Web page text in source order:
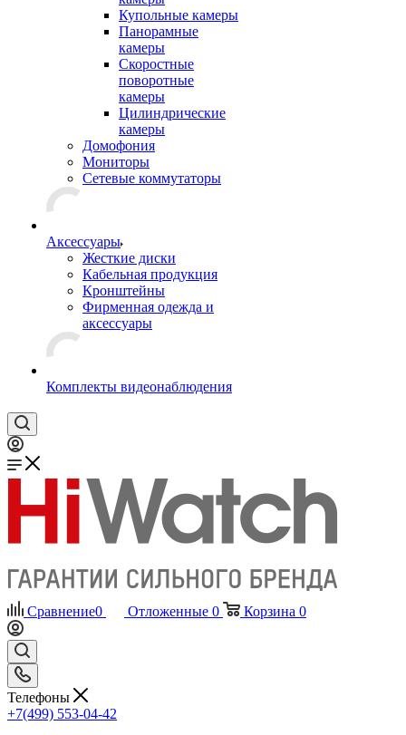
Купольные камеры
Панорамные
камеры
Скоростные
поворотные
камеры
Цилиндрические
камеры
Домофония
Мониторы
Сетевые коммутаторы
Аксессуары
Жесткие диски
Кабельная продукция
Кронштейны
Фирменная одежда и
аксессуары
Комплекты видеонаблюдения
Сравнение0 Отложенные 0 Корзина 0
Телефоны
+7(499) 553-04-42